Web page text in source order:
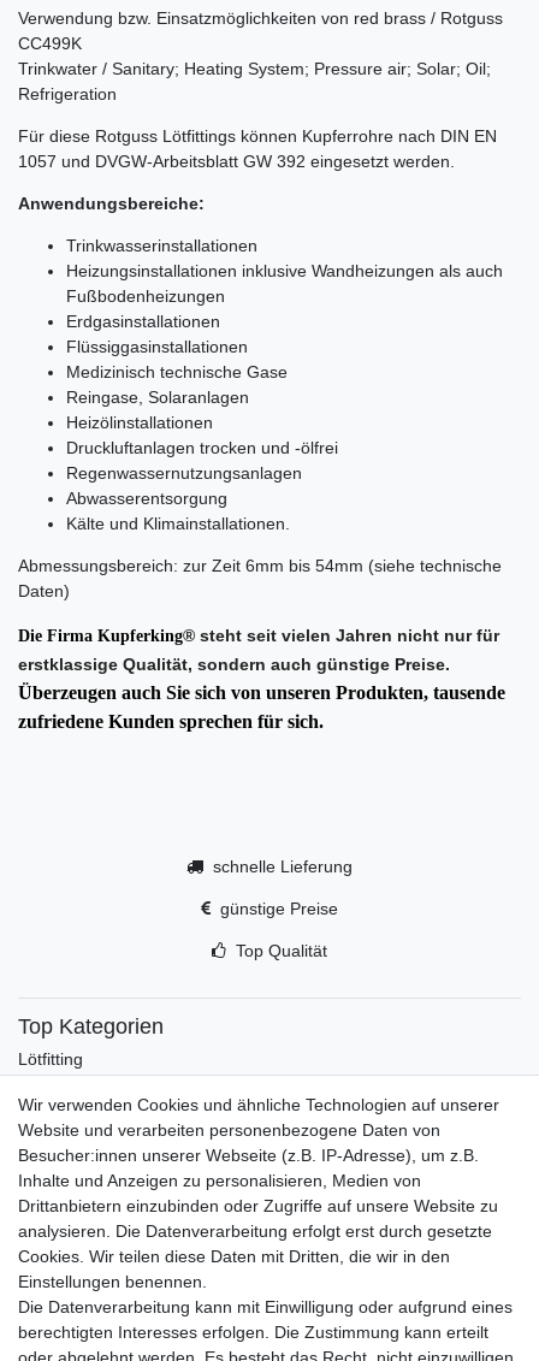
Verwendung bzw. Einsatzmöglichkeiten von red brass / Rotguss
CC499K
Trinkwater / Sanitary; Heating System; Pressure air; Solar; Oil;
Refrigeration
Für diese Rotguss Lötfittings können Kupferrohre nach DIN EN
1057 und DVGW-Arbeitsblatt GW 392 eingesetzt werden.
Anwendungsbereiche:
Trinkwasserinstallationen
Heizungsinstallationen inklusive Wandheizungen als auch
Fußbodenheizungen
Erdgasinstallationen
Flüssiggasinstallationen
Medizinisch technische Gase
Reingase, Solaranlagen
Heizölinstallationen
Druckluftanlagen trocken und -ölfrei
Regenwassernutzungsanlagen
Abwasserentsorgung
Kälte und Klimainstallationen.
Abmessungsbereich: zur Zeit 6mm bis 54mm (siehe technische
Daten)
Die Firma Kupferking® steht seit vielen Jahren nicht nur für
erstklassige Qualität, sondern auch günstige Preise.
Überzeugen auch Sie sich von unseren Produkten, tausende
zufriedene Kunden sprechen für sich.
schnelle Lieferung
günstige Preise
Top Qualität
Top Kategorien
Lötfitting
Werkzeug
Kältetechnikzubehör
Kältefitting
Y-Verteiler
Mein Konto
Kontakt
Versandkosten
Zahlungsarten
Service
Wir verwenden Cookies und ähnliche Technologien auf unserer
Website und verarbeiten personenbezogene Daten von
Besucher:innen unserer Webseite (z.B. IP-Adresse), um z.B.
Inhalte und Anzeigen zu personalisieren, Medien von
Drittanbietern einzubinden oder Zugriffe auf unsere Website zu
analysieren. Die Datenverarbeitung erfolgt erst durch gesetzte
Cookies. Wir teilen diese Daten mit Dritten, die wir in den
Einstellungen benennen.
Die Datenverarbeitung kann mit Einwilligung oder aufgrund eines
berechtigten Interesses erfolgen. Die Zustimmung kann erteilt